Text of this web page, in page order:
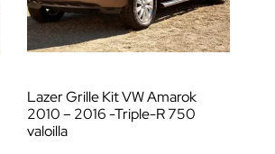
Lazer Grille Kit VW Amarok
2010 – 2016 -Triple-R 750
valoilla